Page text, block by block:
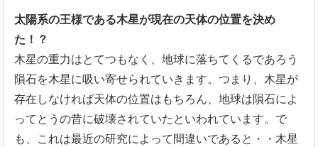
太陽系の王様である木星が現在の天体の位置を決め
た！？
木星の重力はとてつもなく、 地球に落ちてくるであろう
隕石を木星に吸い寄せられていきます。 つまり、木星が
存在しなければ天体の位置はもちろん、 地球は隕石によ
ってとうの昔に破壊されていたといわれています。で
も、これは最近の研究によって間違いであると・・木星